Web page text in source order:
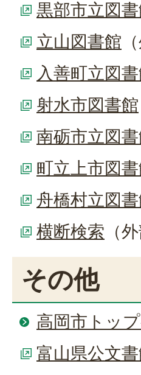
黒部市立図
立山図書館
入善町立図
射水市図書館
南砺市立図
町立上市図
舟橋村立図
横断検索 （
その他
高岡市トッ
富山県公文